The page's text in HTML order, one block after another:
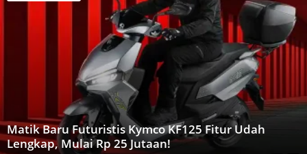
Matik Baru Futuristis Kymco KF125 Fitur Udah
Lengkap, Mulai Rp 25 Jutaan!